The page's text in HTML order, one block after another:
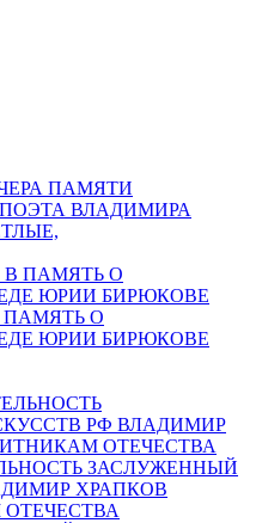
ПАМЯТИ
ВЛАДИМИРА
ПАМЯТЬ О
ЮРИИ БИРЮКОВЕ
ЗАСЛУЖЕННЫЙ
ХРАПКОВ